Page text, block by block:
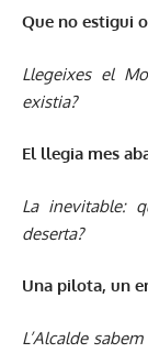
Que no estigui
Llegeixes el
existia?
El llegia mes
La inevitable:
deserta?
Una pilota, un
L’Alcalde